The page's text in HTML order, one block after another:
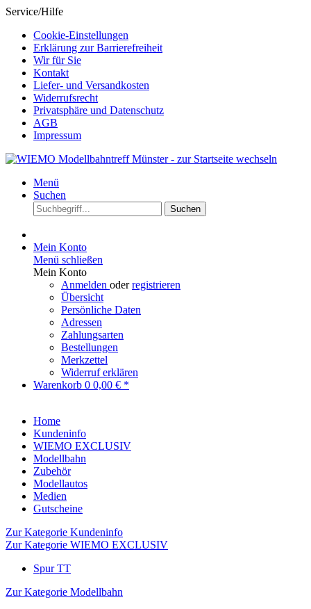
Service/Hilfe
Cookie-Einstellungen
Erklärung zur Barrierefreiheit
Wir für Sie
Kontakt
Liefer- und Versandkosten
Widerrufsrecht
Privatsphäre und Datenschutz
AGB
Impressum
Menü
Suchen
Suchen
Mein Konto
Menü schließen
Mein Konto
Anmelden oderregistrieren
Übersicht
Persönliche Daten
Adressen
Zahlungsarten
Bestellungen
Merkzettel
Widerruf erklären
Warenkorb 0 0,00 € *
Home
Kundeninfo
WIEMO EXCLUSIV
Modellbahn
Zubehör
Modellautos
Medien
Gutscheine
Zur Kategorie Kundeninfo
Zur Kategorie WIEMO EXCLUSIV
Spur TT
Zur Kategorie Modellbahn